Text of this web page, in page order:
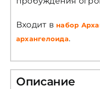
Входит в набор
архангелоида.
Описание